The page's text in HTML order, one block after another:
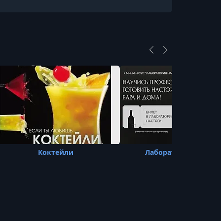
18 Облепиховая настойка
УРОК 19. 00:02:15
19 Пряная грушевая настойка с имбирем
УРОК 20. 00:02:30
20 Шоколадный ликер Моцарт
Коктейли Лаборатория